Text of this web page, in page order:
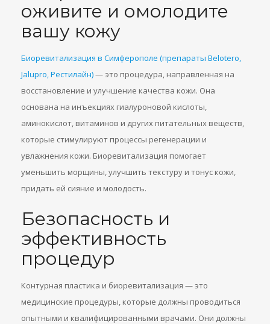
оживите и омолодите
вашу кожу
Биоревитализация в Симферополе (препараты Belotero,
Jalupro, Рестилайн)— это процедура, направленная на
восстановление и улучшение качества кожи. Она
основана на инъекциях гиалуроновой кислоты,
аминокислот, витаминов и других питательных веществ,
которые стимулируют процессы регенерации и
увлажнения кожи. Биоревитализация помогает
уменьшить морщины, улучшить текстуру и тонус кожи,
придать ей сияние и молодость.
Безопасность и
эффективность
процедур
Контурная пластика и биоревитализация — это
медицинские процедуры, которые должны проводиться
опытными и квалифицированными врачами. Они должны